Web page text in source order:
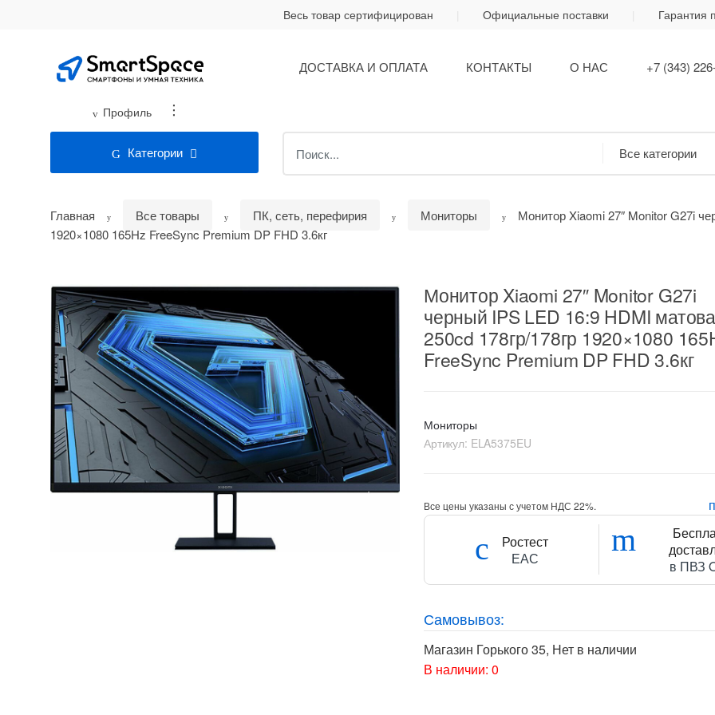
Весь товар сертифицирован Официальные поставки Гарантия
ДОСТАВКА И ОПЛАТА КОНТАКТЫ О НАС +7 (343)
Профиль ...
Категории
Search
for:
Главная Все товары ПК, сеть, перефирия Мониторы
Монитор Xiaomi 27″ Monitor G27i
1920×1080 165Hz FreeSync Premium DP FHD 3.6кг
Монитор Xiaomi 27″ Monitor G27i
черный IPS LED 16:9 HDMI
250cd 178гр/178гр 1920×1080
FreeSync Premium DP FHD 3.6кг
Мониторы
Артикул: ELA5375EU
Все цены указаны с учетом НДС 22%.
Ростест
ЕАС
в ПВЗ
Самовывоз:
Магазин Горького 35, Нет в наличии
В наличии: 0